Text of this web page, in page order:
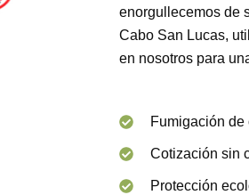
enorgullecemos de
Cabo San Lucas,
en nosotros para
Fumigación de
Cotización sin
Protección